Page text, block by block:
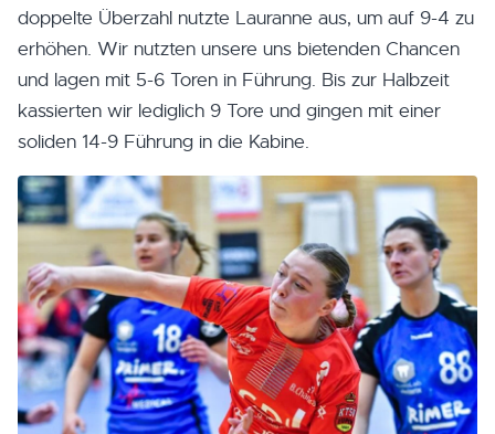
doppelte Überzahl nutzte Lauranne aus, um auf 9-4 zu
erhöhen. Wir nutzten unsere uns bietenden Chancen
und lagen mit 5-6 Toren in Führung. Bis zur Halbzeit
kassierten wir lediglich 9 Tore und gingen mit einer
soliden 14-9 Führung in die Kabine.